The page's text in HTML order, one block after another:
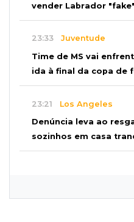
vender Labrador "fake"
23:33 Juventude
Time de MS vai
ida à final da copa de
23:21 Los Angeles
Denúncia leva ao
sozinhos em casa
formação de ciclone